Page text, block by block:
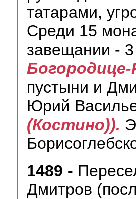
татарами,
Среди 15
завещании -
пустыни и
Юрий
(Костино)).
1489 -
Дмитров